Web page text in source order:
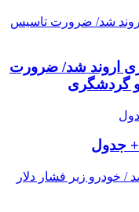
اروند شد/ ضرورت
گردشگری